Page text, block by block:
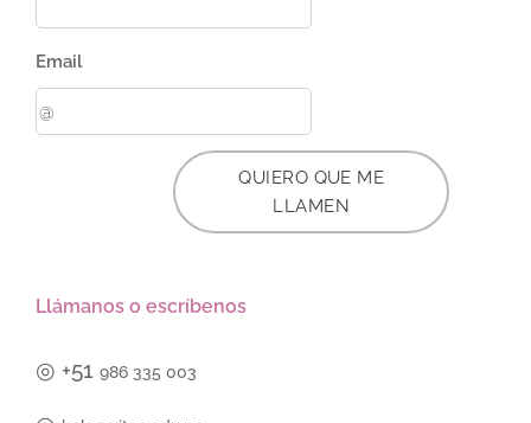
Email
QUIERO QUE ME
LLAMEN
Llámanos o escríbenos
◎ +51 986 335 003